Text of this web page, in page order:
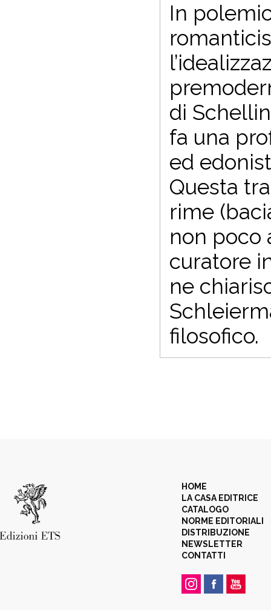
In
di
fa una
ed
Questa
rime
non poco
curatore
ne
filosofico.
HOME
LA CASA EDITRICE
CATALOGO
NORME EDITORIALI
DISTRIBUZIONE
NEWSLETTER
CONTATTI